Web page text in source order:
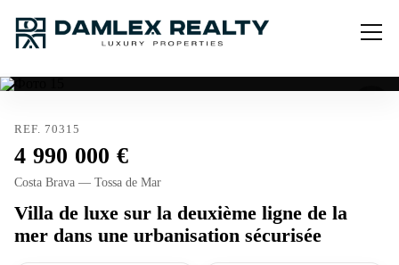
REF. 70315
4 990 000
Costa Brava — Tossa de Mar
Villa de luxe sur la deuxième ligne de la
mer dans une urbanisation sécurisée